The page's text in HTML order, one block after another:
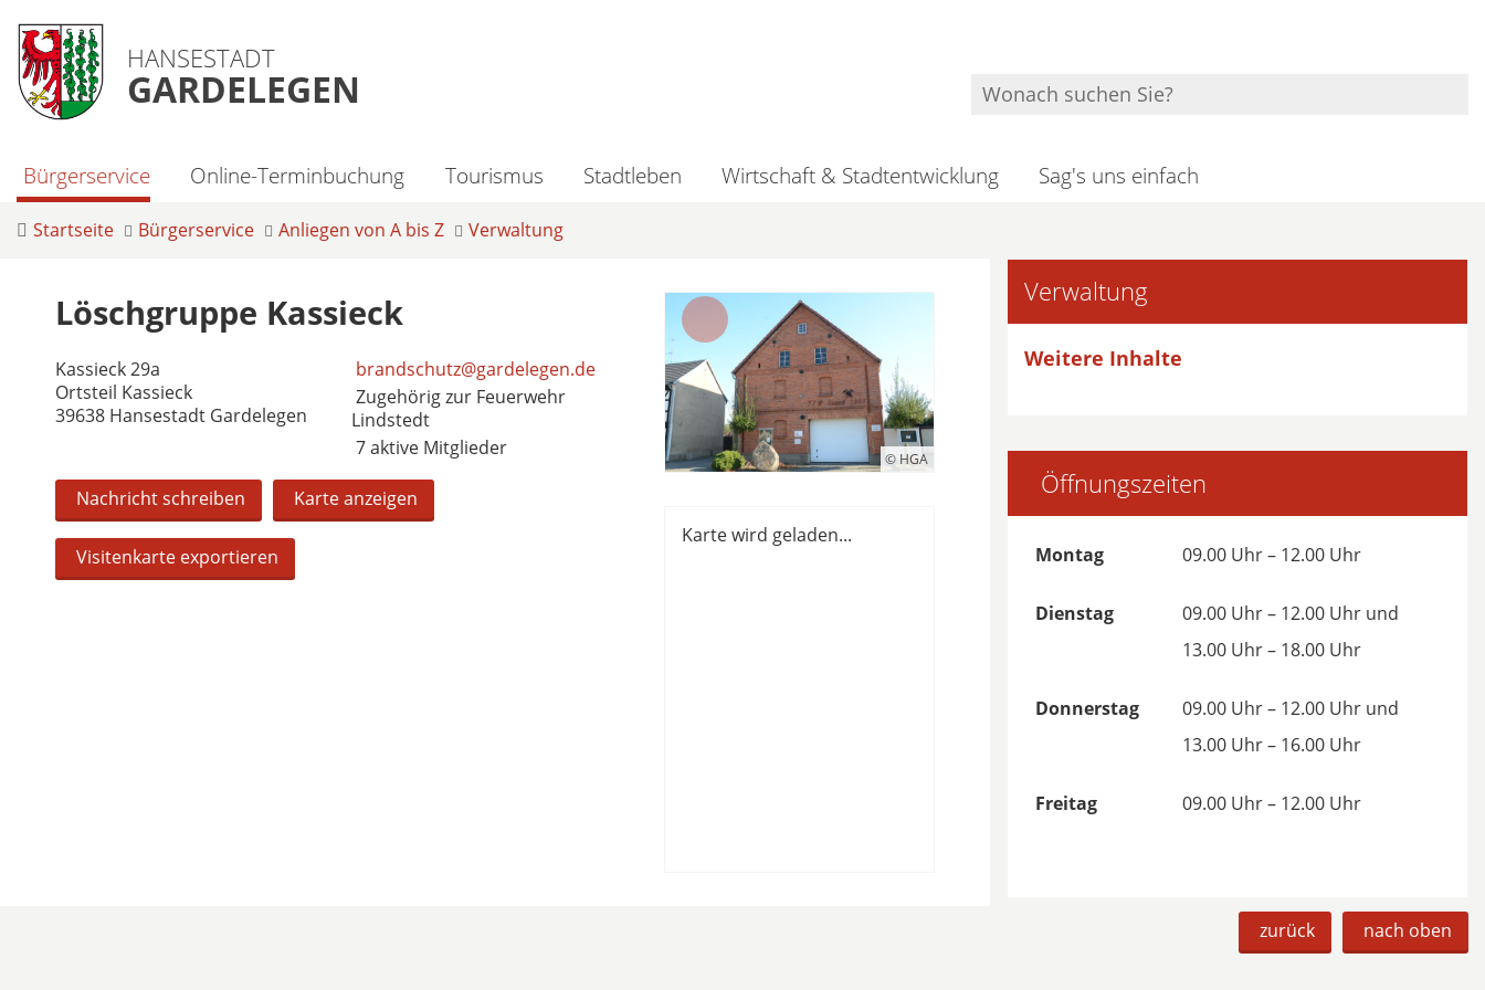
HANSESTADT
GARDELEGEN
Bürgerservice Online-Terminbuchung Tourismus Stadtleben Wirtschaft & Stadtentwicklung Sag's uns einfach
Startseite Bürgerservice Anliegen von A bis Z Verwaltung
Löschgruppe Kassieck
Kassieck 29a
Ortsteil Kassieck
39638 Hansestadt Gardelegen
brandschutz@gardelegen.de
Zugehörig zur Feuerwehr
Lindstedt
7 aktive Mitglieder
Nachricht schreiben Karte anzeigen
Visitenkarte exportieren
© HGA
Karte wird geladen...
Verwaltung
Weitere Inhalte
Öffnungszeiten
Montag 09.00 Uhr – 12.00 Uhr
Dienstag
09.00 Uhr – 12.00 Uhr und
13.00 Uhr – 18.00 Uhr
Donnerstag
09.00 Uhr – 12.00 Uhr und
13.00 Uhr – 16.00 Uhr
Freitag 09.00 Uhr – 12.00 Uhr
zurück nach oben